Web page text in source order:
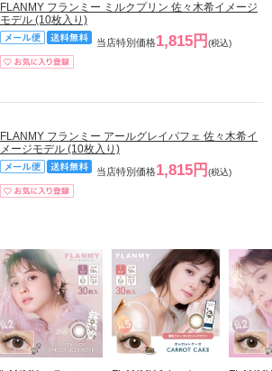
FLANMY フランミー ミルクプリン 佐々木希イメージ
モデル (10枚入り)
当店特別価格1,815円 (税込)
FLANMY フランミー アールグレイパフェ 佐々木希イ
メージモデル (10枚入り)
当店特別価格1,815円 (税込)